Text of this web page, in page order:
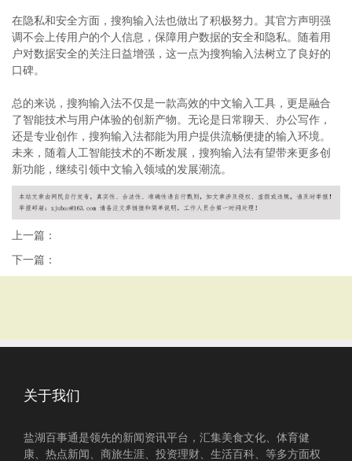
在隐私和安全方面，搜狗输入法也做出了积极努力。其官方声明强
调不会上传用户的个人信息，保障用户数据的安全和隐私。随着用
户对数据安全的关注日益增强，这一点为搜狗输入法树立了良好的
口碑。
总的来说，搜狗输入法不仅是一款高效的中文输入工具，更是融合
了智能技术与用户体验的创新产物。无论是日常聊天、办公写作，
还是专业创作，搜狗输入法都能为用户提供流畅便捷的输入环境。
未来，随着人工智能技术的不断发展，搜狗输入法有望带来更多创
新功能，继续引领中文输入领域的发展潮流。
上一篇：
下一篇：
关于我们
盐湖百事通是领先的新闻资讯平台，汇集美食文化、体育健
康、热点新闻、商旅生涯、投资理财、生活百科、等多方面权